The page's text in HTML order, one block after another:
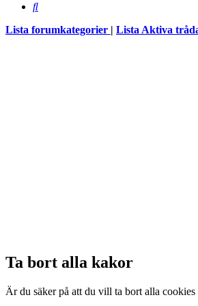
Sök
Lista forumkategorier Lista Aktiva
Ta bort alla kakor
Är du säker på att du vill ta bort alla cookies